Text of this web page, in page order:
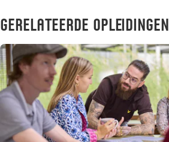
Gerelateerde opleidingen